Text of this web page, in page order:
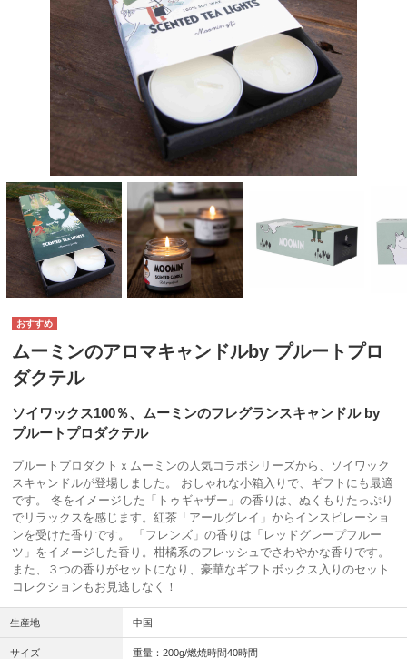
ムーミンのアロマキャンドルby プルートプロ
ダクテル
ソイワックス100％、ムーミンのフレグランスキャンドル by
プルートプロダクテル
プルートプロダクトｘムーミンの人気コラボシリーズから、ソイワック
スキャンドルが登場しました。 おしゃれな小箱入りで、ギフトにも最適
です。 冬をイメージした「トゥギャザー」の香りは、ぬくもりたっぷり
でリラックスを感じます。紅茶「アールグレイ」からインスピレーショ
ンを受けた香りです。 「フレンズ」の香りは「レッドグレープフルー
ツ」をイメージした香り。柑橘系のフレッシュでさわやかな香りです。
また、３つの香りがセットになり、豪華なギフトボックス入りのセット
コレクションもお見逃しなく！
生産地 中国
サイズ 重量：200g/燃焼時間40時間